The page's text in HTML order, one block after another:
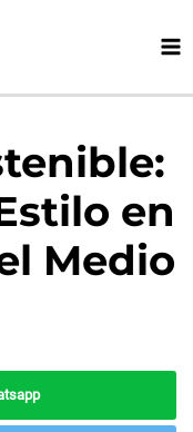
en
Medio